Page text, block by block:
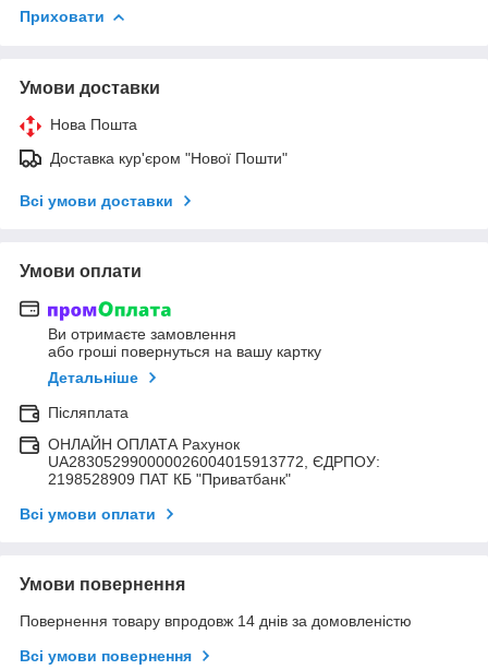
Приховати
Умови доставки
Нова Пошта
Доставка кур'єром "Нової Пошти"
Всі умови доставки
Умови оплати
Ви отримаєте замовлення
або гроші повернуться на вашу картку
Детальніше
Післяплата
ОНЛАЙН ОПЛАТА Рахунок
UA283052990000026004015913772, ЄДРПОУ:
2198528909 ПАТ КБ "Приватбанк"
Всі умови оплати
Умови повернення
Повернення товару впродовж 14 днів за домовленістю
Всі умови повернення